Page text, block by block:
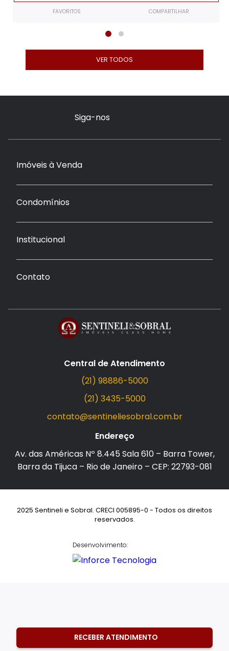
RECEBER ATENDIMENTO
FAVORITOS COMPARTILHAR
VER TODOS
Siga-nos
Imóveis à Venda
Condomínios
Institucional
Contato
Central de Atendimento
(21) 98886-5000
(21) 3435-5000
contato@sentineliesobral.com.br
Endereço
Av. das Américas Nº 8.445 Sala 610 – Barra Tower,
Barra da Tijuca – Rio de Janeiro – CEP: 22793-081
2025 Sentineli e Sobral. CRECI 005895-0 - Todos os direitos
reservados.
Desenvolvimento: